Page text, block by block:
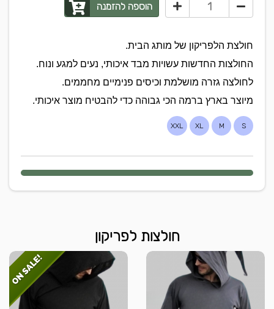
הוספה להזמנה
חולצת הלפריקון של מותג הבית.
החולצות החדשות עשויות מבד איכותי, נעים למגע ונוח.
לחולצה גזרה מושלמת וכיסים פנימיים מחממים.
מיוצר בארץ ברמה הכי גבוהה כדי להבטיח מוצר איכותי.
S
M
XL
XXL
חולצות לפריקון